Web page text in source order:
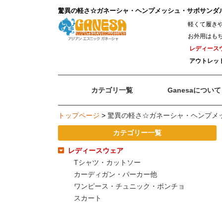
驚異の軽さ☆ガネーシャ・ヘンプメッシュ・サボサン
軽くて履き
お外用はも
レディース
アウトレッ
カテゴリ一覧 Ganesaについて
トップページ > 驚異の軽さ☆ガネーシャ・ヘンプメ
カテゴリー一覧
レディースウェア
Tシャツ・カットソー
カーディガン・パーカー他
ワンピース・チュニック・ポンチョ
スカート